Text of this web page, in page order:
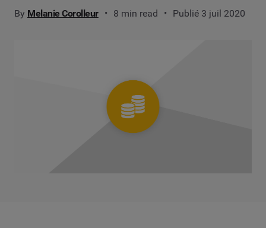
By Melanie Corolleur 8 min read Publié 3 juil 2020